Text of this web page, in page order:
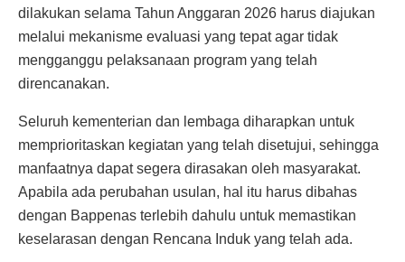
dilakukan selama Tahun Anggaran 2026 harus diajukan
melalui mekanisme evaluasi yang tepat agar tidak
mengganggu pelaksanaan program yang telah
direncanakan.
Seluruh kementerian dan lembaga diharapkan untuk
memprioritaskan kegiatan yang telah disetujui, sehingga
manfaatnya dapat segera dirasakan oleh masyarakat.
Apabila ada perubahan usulan, hal itu harus dibahas
dengan Bappenas terlebih dahulu untuk memastikan
keselarasan dengan Rencana Induk yang telah ada.